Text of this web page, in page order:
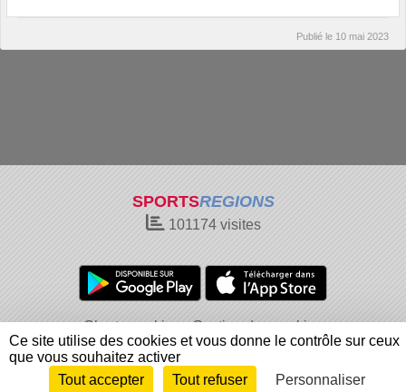
Publié le 10 mai 2023
SPORTSREGIONS
101174visites
Charte cookies
Gestion des cookies
Informations légales
Signaler un contenu inapproprié
Envie de participer ? Connexion
Ce site utilise des cookies et vous donne le contrôle sur ceux
que vous souhaitez activer
Tout accepter
Tout refuser Personnaliser